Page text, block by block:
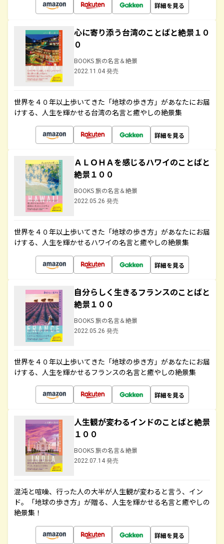
詳細を見る
心に寄り添う台湾のことばと絶景１０
０
BOOKS 旅の名言＆絶景
2022.11.04 発売
世界を４０年以上歩いてきた「地球の歩き方」があなたにお届
けする、人生を輝かせる台湾の名言と癒やしの絶景集
詳細を見る
ＡＬＯＨＡを感じるハワイのことばと
絶景１００
BOOKS 旅の名言＆絶景
2022.05.26 発売
世界を４０年以上歩いてきた「地球の歩き方」があなたにお届
けする、人生を輝かせるハワイの名言と癒やしの絶景集
詳細を見る
自分らしく生きるフランスのことばと
絶景１００
BOOKS 旅の名言＆絶景
2022.05.26 発売
世界を４０年以上歩いてきた「地球の歩き方」があなたにお届
けする、人生を輝かせるフランスの名言と癒やしの絶景集
詳細を見る
人生観が変わるインドのことばと絶景
１００
BOOKS 旅の名言＆絶景
2022.07.14 発売
混沌と喧噪、行った人の大半が人生観が変わると言う、イン
ド。「地球の歩き方」が贈る、人生を輝かせる名言と癒やしの
絶景集！
詳細を見る